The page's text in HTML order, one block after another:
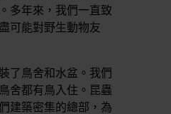
多年來，我們一直致
可能對野生動物友
了鳥舍和水盆。我們
舍都有鳥入住。昆蟲
建築密集的總部，為